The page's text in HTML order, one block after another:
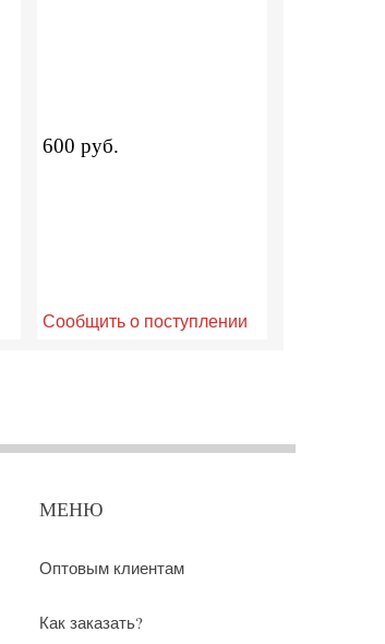
600 руб.
Сообщить о поступлении
МЕНЮ
Оптовым клиентам
Как заказать?